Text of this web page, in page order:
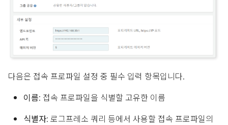
다음은 접속 프로파일 설정 중 필수 입력 항목입니다.
이름: 접속 프로파일을 식별할 고유한 이름
식별자: 로그프레소 쿼리 등에서 사용할 접속 프로파일의